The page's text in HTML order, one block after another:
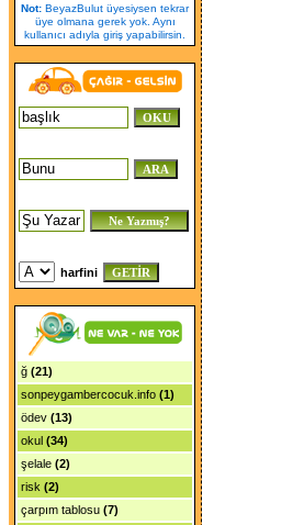
Not: BeyazBulut üyesiysen tekrar
üye olmana gerek yok. Aynı
kullanıcı adıyla giriş yapabilirsin.
harfini
ğ (21)
sonpeygambercocuk.info (1)
ödev (13)
okul (34)
şelale (2)
risk (2)
çarpım tablosu (7)